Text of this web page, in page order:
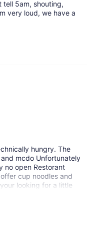
a total
stay there
tell 5am, shouting,
very loud, we have a
hungry. The
mcdo Unfortunately
no open Restorant
cup noodles and
looking for a little
be your choice.